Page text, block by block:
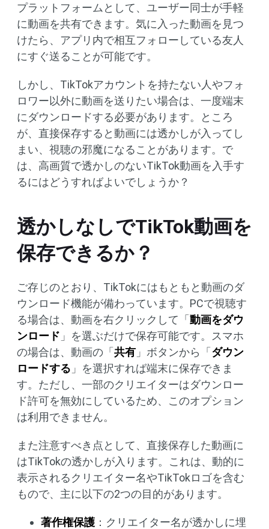
プラットフォームとして、ユーザー同士が手軽
に動画を共有できます。気に入った動画を見つ
けたら、アプリ内で相互フォローしている友人
にすぐ送ることが可能です。
しかし、TikTokアカウントを持たない人やフォ
ロワー以外に動画を送りたい場合は、一度端末
にダウンロードする必要があります。ところ
が、直接保存すると動画には透かしが入ってし
まい、視聴の邪魔になることがあります。で
は、高画質で透かしのないTikTok動画を入手す
るにはどうすればよいでしょうか？
透かしなしでTikTok動画を
保存できるか？
ご存じのとおり、TikTokにはもともと動画のダ
ウンロード機能が備わっています。PCで視聴す
る場合は、動画を右クリックして「 動画をダウ
ンロード 」を選ぶだけで保存可能です。スマホ
の場合は、動画の「 共有 」ボタンから「 ダウン
ロードする 」を選択すれば端末に保存できま
す。ただし、一部のクリエイターはダウンロー
ド許可を無効にしているため、このオプション
は利用できません。
また注意すべき点として、直接保存した動画に
はTikTokの透かしが入ります。これは、動的に
表示されるクリエイター名やTikTokロゴを含む
もので、主に以下の2つの目的があります。
著作権保護 ：クリエイター名が透かしに埋